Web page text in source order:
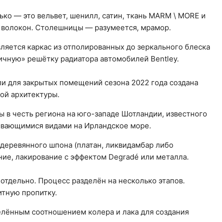
— это вельвет, шенилл, сатин, ткань MARM \ MORE и
Столешницы — разумеется, мрамор.
каркас из отполированных до зеркального блеска
решётку радиатора автомобилей Bentley.
для закрытых помещений сезона 2022 года создана
архитектуры.
в честь региона на юго-западе Шотландии, известного
видами на Ирландское море.
шпона (платан, ликвидамбар либо
лакирование с эффектом Degradé или металла.
Процесс разделён на несколько этапов.
пропитку.
соотношением колера и лака для создания